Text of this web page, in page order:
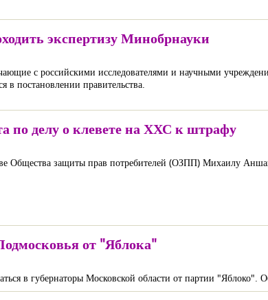
экспертизу Минобрнауки
с российскими исследователями и научными
в постановлении правительства.
по делу о клевете на ХХС к штрафу
Общества защиты прав потребителей (ОЗПП) Михаилу
от "Яблока"
в губернаторы Московской области от партии